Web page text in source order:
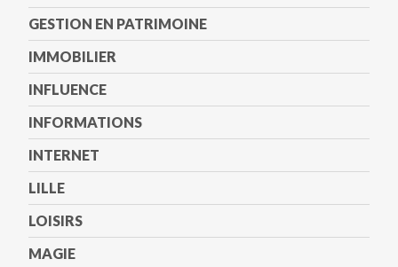
GESTION EN PATRIMOINE
IMMOBILIER
INFLUENCE
INFORMATIONS
INTERNET
LILLE
LOISIRS
MAGIE